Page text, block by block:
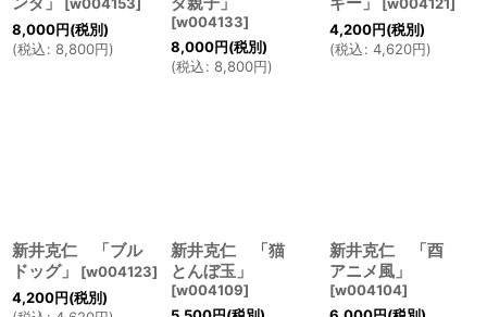
8,000円(税別)
(税込: 8,800円)
[w004133]
8,000円(税別)
(税込: 8,800円)
4,200円(税別)
(税込: 4,620円)
新井克仁 「ブル
ドッグ」
[w004123]
4,200円(税別)
新井克仁 「猫
とんぼ玉」
[w004109]
新井克仁 「酉
アニメ風」
[w004104]